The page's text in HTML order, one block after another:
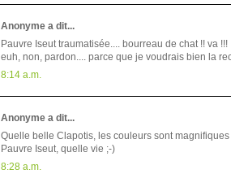
Anonyme a dit...
Pauvre Iseut traumatisée.... bourreau de chat !! va !!!
euh, non, pardon.... parce que je voudrais bien la
8:14 a.m.
Anonyme a dit...
Quelle belle Clapotis, les couleurs sont magnifiques
Pauvre Iseut, quelle vie ;-)
8:28 a.m.